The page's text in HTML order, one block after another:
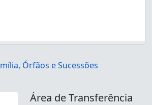
Órfãos e Sucessões
Área de Transferência